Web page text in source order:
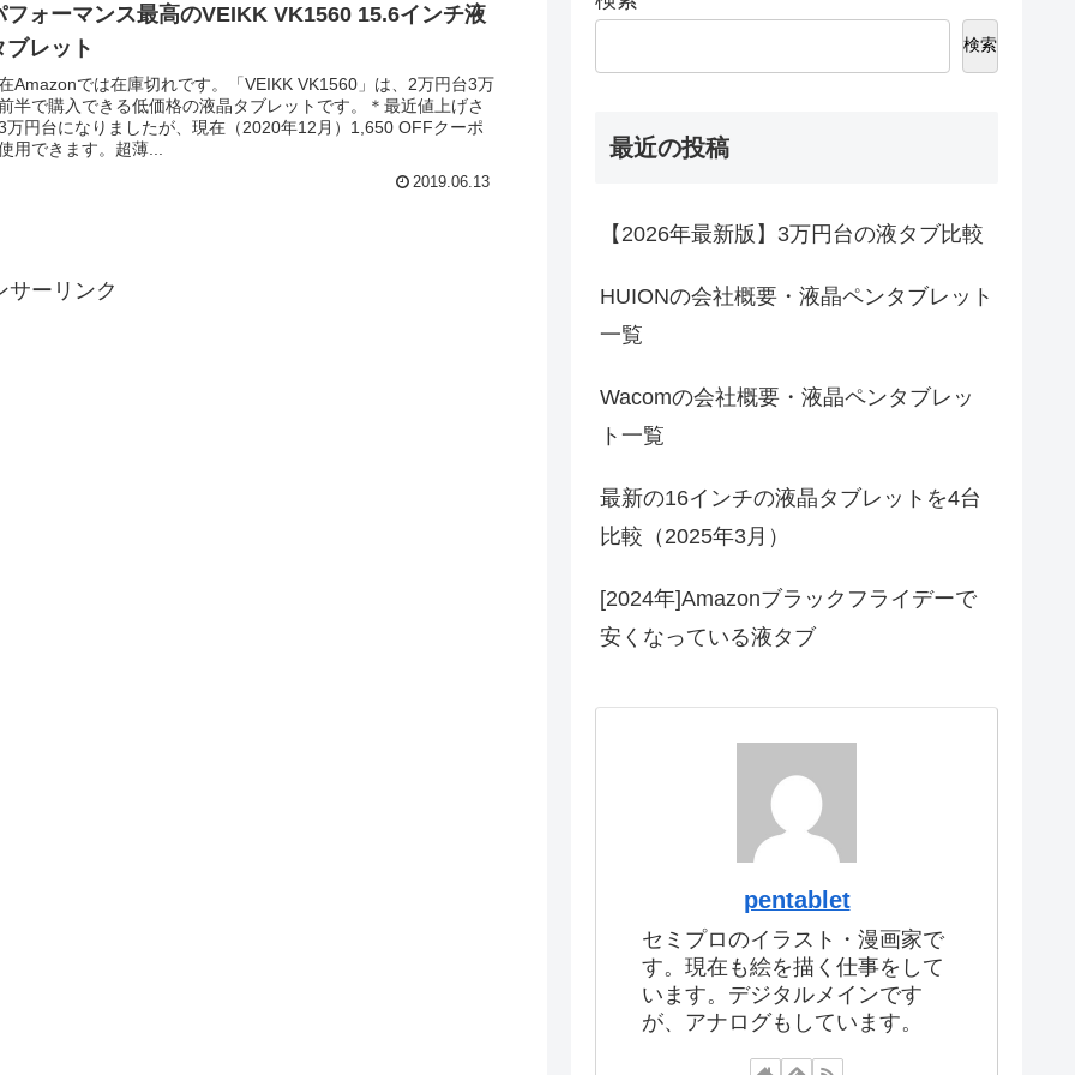
フォーマンス最高のVEIKK VK1560 15.6インチ液
ブレット
Amazonでは在庫切れです。「VEIKK VK1560」は、2万円台3万
半で購入できる低価格の液晶タブレットです。＊最近値上げさ
万円台になりましたが、現在（2020年12月）1,650 OFFクーポ
用できます。超薄...
2019.06.13
サーリンク
検索
最近の投稿
【2026年最新版】3万円台の液タブ比較
HUIONの会社概要・液晶ペンタブレット
一覧
Wacomの会社概要・液晶ペンタブレッ
ト一覧
最新の16インチの液晶タブレットを4台
比較（2025年3月）
[2024年]Amazonブラックフライデーで
安くなっている液タブ
pentablet
セミプロのイラスト・漫画家で
す。現在も絵を描く仕事をして
います。デジタルメインです
が、アナログもしています。